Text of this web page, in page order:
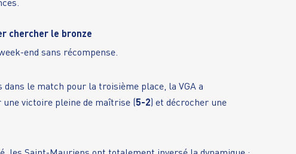
chercher le bronze
end sans récompense.
dans le match pour la troisième place, la VGA a
victoire pleine de maîtrise (5-2) et décrocher une